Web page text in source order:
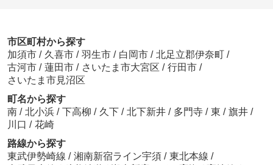
市区町村から探す
加須市 / 久喜市 / 羽生市 / 白岡市 / 北足立郡伊奈町 /
古河市 / 蓮田市 / さいたま市大宮区 / 行田市 /
さいたま市見沼区
町名から探す
南 / 北小浜 / 下高柳 / 久下 / 北下新井 / 多門寺 / 東 / 旗井 /
川口 / 花崎
路線から探す
東武伊勢崎線 / 湘南新宿ライン宇須 / 東北本線 /